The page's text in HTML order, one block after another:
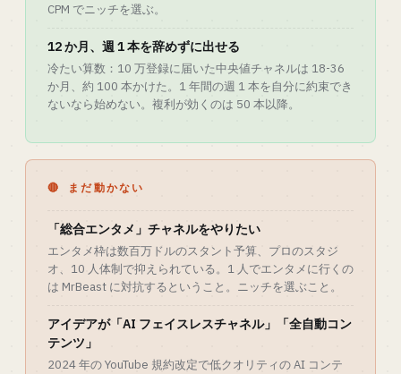
CPM でニッチを選ぶ。
12 か月、週 1 本を辞めずに出せる
冷たい算数：10 万登録に届いた中央値チャネルは 18-36
か月、約 100 本かけた。1 年間の週 1 本を自分に約束でき
ないなら始めない。複利が効くのは 50 本以降。
🔴 まだ動かない
「総合エンタメ」チャネルをやりたい
エンタメ枠は数百万ドルのスタント予算、プロのスタジ
オ、10 人体制で抑えられている。1 人でエンタメに行くの
は MrBeast に対抗するということ。ニッチを選ぶこと。
アイデアが「AI フェイスレスチャネル」「全自動コン
テンツ」
2024 年の YouTube 規約改定で低クオリティの AI コンテ